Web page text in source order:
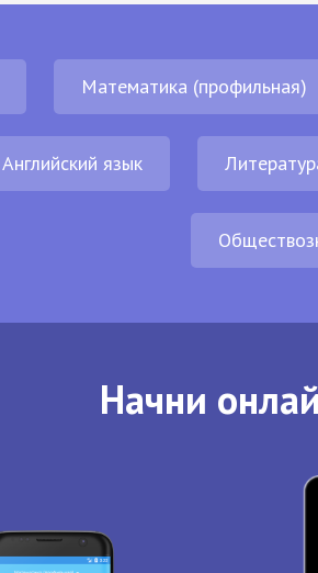
Математика (профильная)
Английский язык
Начни